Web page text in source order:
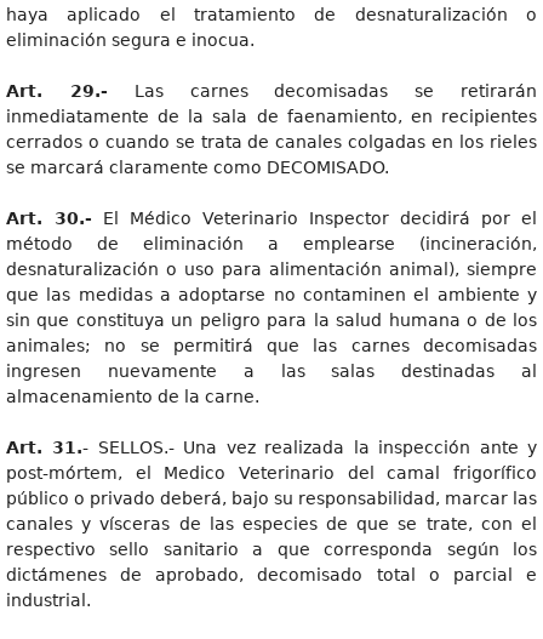
haya aplicado el tratamiento de desnaturalización o
eliminación segura e inocua.
Art. 29.- Las carnes decomisadas se retirarán
inmediatamente de la sala de faenamiento, en recipientes
cerrados o cuando se trata de canales colgadas en los rieles
se marcará claramente como DECOMISADO.
Art. 30.- El Médico Veterinario Inspector decidirá por el
método de eliminación a emplearse (incineración,
desnaturalización o uso para alimentación animal), siempre
que las medidas a adoptarse no contaminen el ambiente y
sin que constituya un peligro para la salud humana o de los
animales; no se permitirá que las carnes decomisadas
ingresen nuevamente a las salas destinadas al
almacenamiento de la carne.
Art. 31.- SELLOS.- Una vez realizada la inspección ante y
post-mórtem, el Medico Veterinario del camal frigorífico
público o privado deberá, bajo su responsabilidad, marcar las
canales y vísceras de las especies de que se trate, con el
respectivo sello sanitario a que corresponda según los
dictámenes de aprobado, decomisado total o parcial e
industrial.